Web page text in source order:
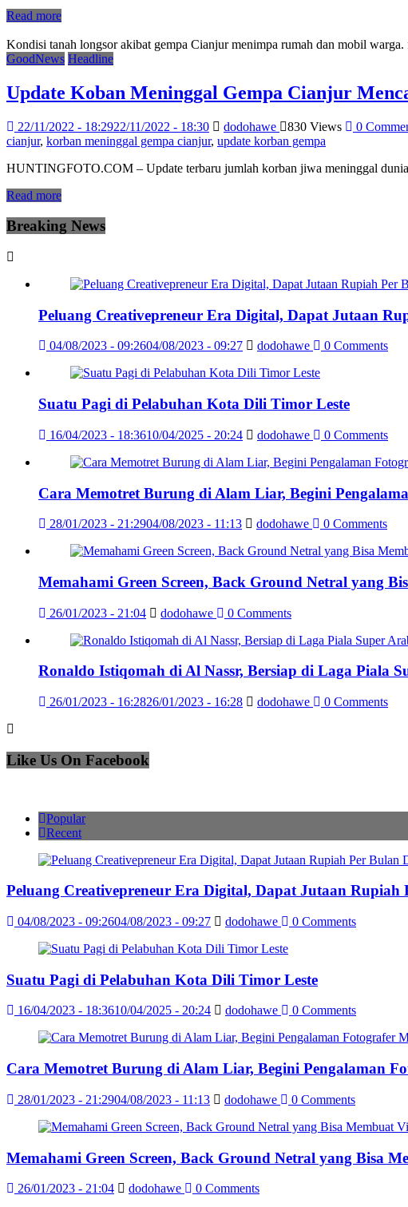
Read more
Kondisi tanah longsor akibat gempa Cianjur menimpa rumah dan mobil warga.
GoodNews Headline
Update Koban Meninggal Gempa Cianjur
22/11/2022 - 18:2922/11/2022 - 18:30 dodohawe 830 Views 0
cianjur, korban meninggal gempa cianjur, update korban gempa
HUNTINGFOTO.COM – Update terbaru jumlah korban jiwa meninggal
Read more
Breaking News
Peluang Creativepreneur Era Digital, Dapat Jutaan
04/08/2023 - 09:2604/08/2023 - 09:27 dodohawe 0 Comments
Suatu Pagi di Pelabuhan Kota Dili Timor Leste
16/04/2023 - 18:3610/04/2025 - 20:24 dodohawe 0 Comments
Cara Memotret Burung di Alam Liar, Begini
28/01/2023 - 21:2904/08/2023 - 11:13 dodohawe 0 Comments
Memahami Green Screen, Back Ground Netral yang
26/01/2023 - 21:04 dodohawe 0 Comments
Ronaldo Istiqomah di Al Nassr, Bersiap di Laga Piala
26/01/2023 - 16:2826/01/2023 - 16:28 dodohawe 0 Comments
Like Us On Facebook
Popular
Recent
Peluang Creativepreneur Era Digital, Dapat Jutaan
04/08/2023 - 09:2604/08/2023 - 09:27 dodohawe 0 Comments
Suatu Pagi di Pelabuhan Kota Dili Timor Leste
16/04/2023 - 18:3610/04/2025 - 20:24 dodohawe 0 Comments
Cara Memotret Burung di Alam Liar, Begini Pengalaman
28/01/2023 - 21:2904/08/2023 - 11:13 dodohawe 0 Comments
Memahami Green Screen, Back Ground Netral yang Bisa
26/01/2023 - 21:04 dodohawe 0 Comments